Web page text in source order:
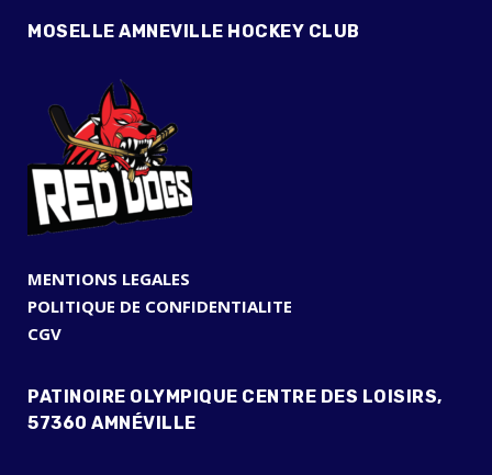
MOSELLE AMNEVILLE HOCKEY CLUB
MENTIONS LEGALES
POLITIQUE DE CONFIDENTIALITE
CGV
PATINOIRE OLYMPIQUE CENTRE DES LOISIRS,
57360 AMNÉVILLE